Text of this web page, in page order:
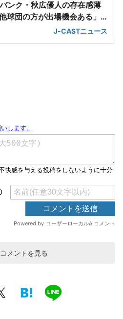
ンク・秋広優人の存在感薄
球団の方が出場機会ある」
J-CASTニュース
メントを見る